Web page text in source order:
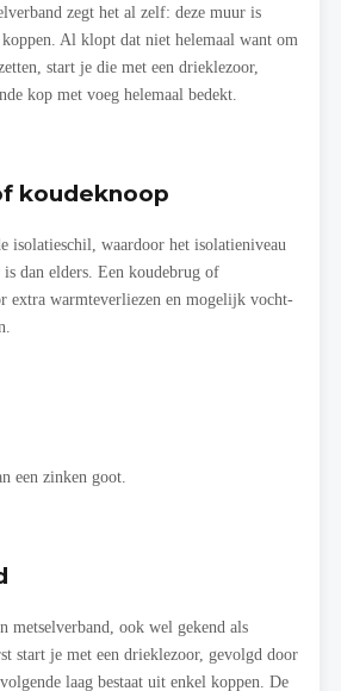
zegt het al zelf: deze muur is
Al klopt dat niet helemaal want om
start je die met een drieklezoor,
kop met voeg helemaal bedekt.
koudeknoop
isolatieschil, waardoor het isolatieniveau
is dan elders. Een koudebrug of
extra warmteverliezen en mogelijk vocht-
een zinken goot.
metselverband, ook wel gekend als
start je met een drieklezoor, gevolgd door
laag bestaat uit enkel koppen. De